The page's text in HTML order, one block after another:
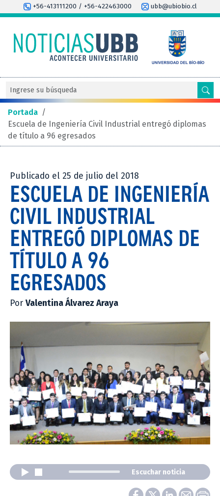
+56-413111200 / +56-422463000 ubb@ubiobio.cl
Portada /
Escuela de Ingeniería Civil Industrial entregó diplomas
de título a 96 egresados
Publicado el 25 de julio del 2018
ESCUELA DE INGENIERÍA
CIVIL INDUSTRIAL
ENTREGÓ DIPLOMAS DE
TÍTULO A 96
EGRESADOS
PorValentina Álvarez Araya
Escuchar noticia